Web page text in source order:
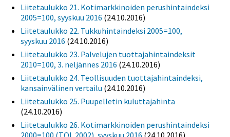
Liitetaulukko 21. Kotimarkkinoiden perushintaindeksi
2005=100, syyskuu 2016 (24.10.2016)
Liitetaulukko 22. Tukkuhintaindeksi 2005=100,
syyskuu 2016 (24.10.2016)
Liitetaulukko 23. Palvelujen tuottajahintaindeksit
2010=100, 3. neljännes 2016 (24.10.2016)
Liitetaulukko 24. Teollisuuden tuottajahintaindeksi,
kansainvälinen vertailu (24.10.2016)
Liitetaulukko 25. Puupelletin kuluttajahinta
(24.10.2016)
Liitetaulukko 26. Kotimarkkinoiden perushintaindeksi